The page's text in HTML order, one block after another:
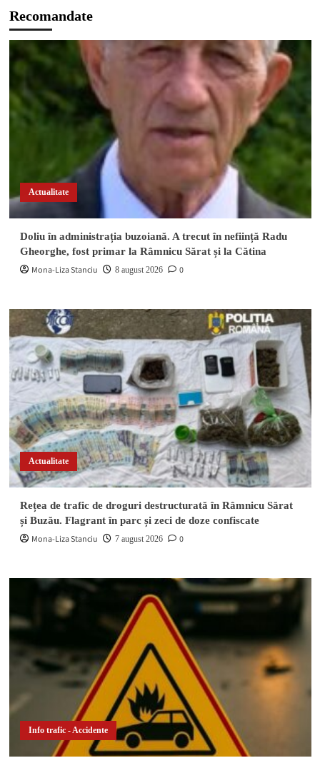
Recomandate
Actualitate
Doliu în administrația buzoiană. A trecut în neființă Radu
Gheorghe, fost primar la Râmnicu Sărat și la Cătina
Mona-Liza Stanciu 8 august 2026 0
Actualitate
Rețea de trafic de droguri destructurată în Râmnicu Sărat
și Buzău. Flagrant în parc și zeci de doze confiscate
Mona-Liza Stanciu 7 august 2026 0
Info trafic - Accidente